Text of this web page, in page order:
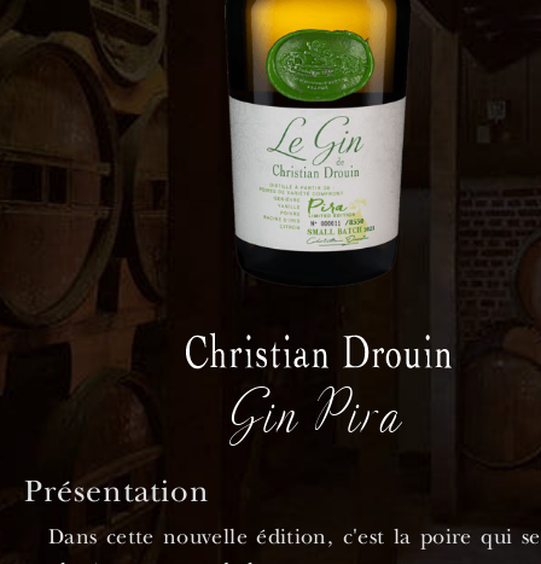
Gin Pira
Présentation
Dans cette nouvelle édition, c'est la poire qui